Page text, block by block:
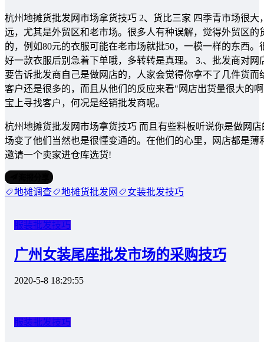
杭州地摊货批发网市场拿货技巧 2、货比三家 四季青市场很
远，尤其是外贸区和老市场。很多人有种误解，觉得外贸区
的，例如80元的衣服可能在老市场就批50，一模一样的东西
好一款衣服后别急着下单哦，多转转是真理。 3.、批发商对
要告诉批发商自己是做网店的，人家会觉得你拿不了几件货
客户还是很多的，而且从他们的反应来看"网店出货量很大的
宝上寻找客户，何况是经销批发商呢。
杭州地摊货批发网市场拿货技巧 而且有些料板听说你是做网
场变了他们当然也是很懂变通的。在他们的心里，网店都是
邀请一个卖家进仓库选货!
地摊调查 地摊货批发网 女装批发技巧
服装批发技巧
广州女装尾座批发市场的采购技巧
2020-5-8 18:29:55
服装批发技巧